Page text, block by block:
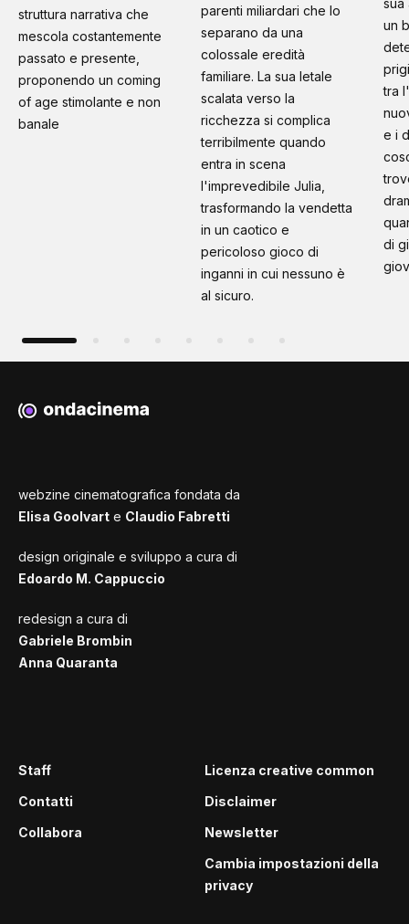
struttura narrativa che
mescola costantemente
passato e presente,
proponendo un coming
of age stimolante e non
banale
parenti miliardari che lo
separano da una
colossale eredità
familiare. La sua letale
scalata verso la
ricchezza si complica
terribilmente quando
entra in scena
l'imprevedibile Julia,
trasformando la vendetta
in un caotico e
pericoloso gioco di
inganni in cui nessuno è
al sicuro.
sua
un
tra
e i
di
webzine cinematografica fondata da
Elisa Goolvart e Claudio Fabretti
design originale e sviluppo a cura di
Edoardo M. Cappuccio
redesign a cura di
Gabriele Brombin
Anna Quaranta
Staff
Contatti
Collabora
Licenza creative common
Disclaimer
Newsletter
Cambia impostazioni della
privacy